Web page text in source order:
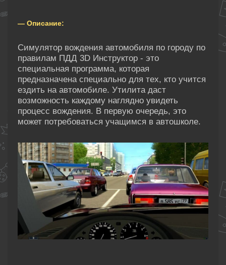
— Описание:
Cимулятор вождения автомобиля по городу по
правилам ПДД 3D Инструктор - это
специальная программа, которая
предназначена специально для тех, кто учится
ездить на автомобиле. Утилита даст
возможность каждому наглядно увидеть
процесс вождения. В первую очередь, это
может потребоваться учащимся в автошколе.